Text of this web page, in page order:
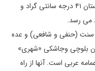
نیمه بیابانی است. بیشترین دمای هوا در تابستان ۴۱ درجه سانتی گراد و
سنت (حنفی و شافعی) و عده
بلوچی وجاشکی «شهری»
عربی است. آنها از راه